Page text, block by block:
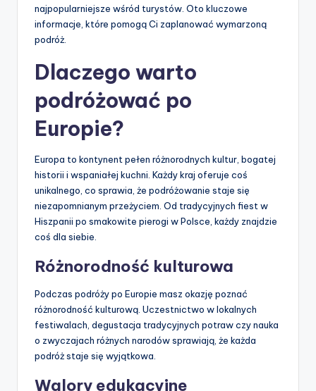
najpopularniejsze wśród turystów. Oto kluczowe
informacje, które pomogą Ci zaplanować wymarzoną
podróż.
Dlaczego warto
podróżować po
Europie?
Europa to kontynent pełen różnorodnych kultur, bogatej
historii i wspaniałej kuchni. Każdy kraj oferuje coś
unikalnego, co sprawia, że podróżowanie staje się
niezapomnianym przeżyciem. Od tradycyjnych fiest w
Hiszpanii po smakowite pierogi w Polsce, każdy znajdzie
coś dla siebie.
Różnorodność kulturowa
Podczas podróży po Europie masz okazję poznać
różnorodność kulturową. Uczestnictwo w lokalnych
festiwalach, degustacja tradycyjnych potraw czy nauka
o zwyczajach różnych narodów sprawiają, że każda
podróż staje się wyjątkowa.
Walory edukacyjne